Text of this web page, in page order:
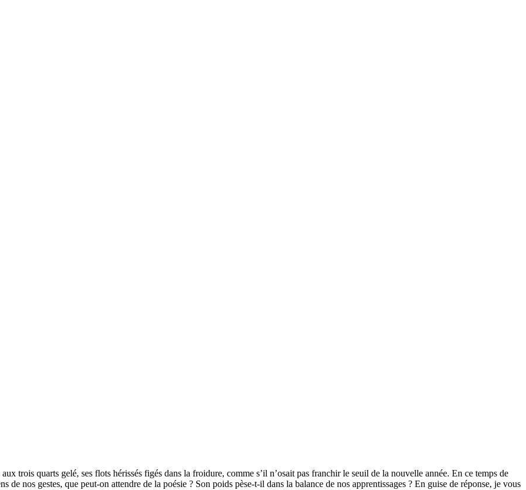
trois quarts gelé, ses flots hérissés figés dans la froidure, comme s’il n’osait pas franchir le seuil de la nouvelle année. En ce temps de
de nos gestes, que peut-on attendre de la poésie ? Son poids pèse-t-il dans la balance de nos apprentissages ? En guise de réponse, je vous